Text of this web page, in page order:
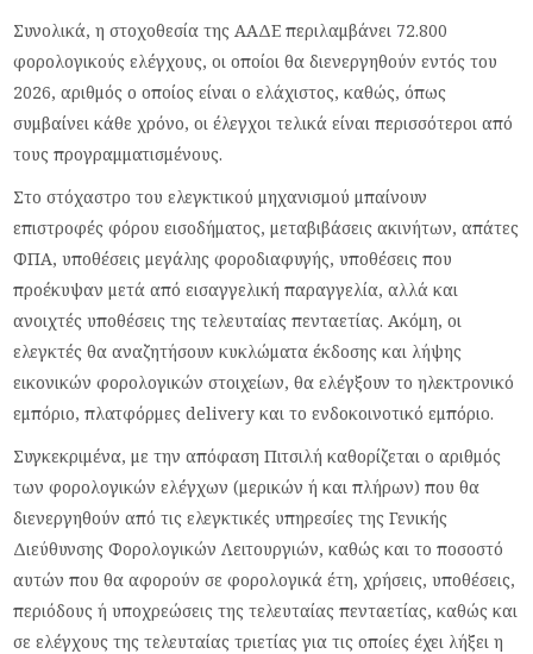
Συνολικά, η στοχοθεσία της ΑΑΔΕ περιλαμβάνει 72.800
φορολογικούς ελέγχους, οι οποίοι θα διενεργηθούν εντός του
2026, αριθμός ο οποίος είναι ο ελάχιστος, καθώς, όπως
συμβαίνει κάθε χρόνο, οι έλεγχοι τελικά είναι περισσότεροι από
τους προγραμματισμένους.
Στο στόχαστρο του ελεγκτικού μηχανισμού μπαίνουν
επιστροφές φόρου εισοδήματος, μεταβιβάσεις ακινήτων, απάτες
ΦΠΑ, υποθέσεις μεγάλης φοροδιαφυγής, υποθέσεις που
προέκυψαν μετά από εισαγγελική παραγγελία, αλλά και
ανοιχτές υποθέσεις της τελευταίας πενταετίας. Ακόμη, οι
ελεγκτές θα αναζητήσουν κυκλώματα έκδοσης και λήψης
εικονικών φορολογικών στοιχείων, θα ελέγξουν το ηλεκτρονικό
εμπόριο, πλατφόρμες delivery και το ενδοκοινοτικό εμπόριο.
Συγκεκριμένα, με την απόφαση Πιτσιλή καθορίζεται ο αριθμός
των φορολογικών ελέγχων (μερικών ή και πλήρων) που θα
διενεργηθούν από τις ελεγκτικές υπηρεσίες της Γενικής
Διεύθυνσης Φορολογικών Λειτουργιών, καθώς και το ποσοστό
αυτών που θα αφορούν σε φορολογικά έτη, χρήσεις, υποθέσεις,
περιόδους ή υποχρεώσεις της τελευταίας πενταετίας, καθώς και
σε ελέγχους της τελευταίας τριετίας για τις οποίες έχει λήξει η